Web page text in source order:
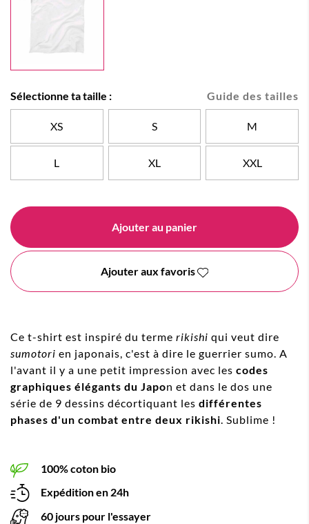
Guide des tailles
Sélectionne ta taille :
XS S M
L XL XXL
Ajouter au panier
Ajouter aux favoris
Ce t-shirt est inspiré du terme rikishi qui veut dire
sumotori en japonais, c'est à dire le guerrier sumo. A
l'avant il y a une petit impression avec les codes
graphiques élégants du Japon et dans le dos une
série de 9 dessins décortiquant les différentes
phases d'un combat entre deux rikishi. Sublime !
100% coton bio
Expédition en 24h
60 jours pour l'essayer